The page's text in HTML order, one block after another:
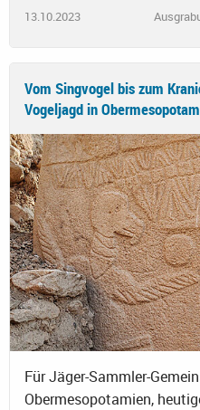
13.10.2023
Vom Singvogel bis zum
Vogeljagd in
Für Jäger-Sammler-
Obermesopotamien,